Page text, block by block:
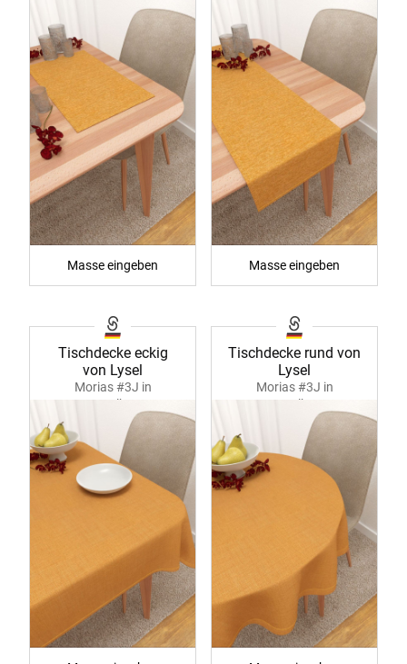
Masse eingeben Masse eingeben
Tischdecke eckig
von Lysel
Morias #3J in
sonnengelb 40290
Tischdecke rund von
Lysel
Morias #3J in
sonnengelb 40291